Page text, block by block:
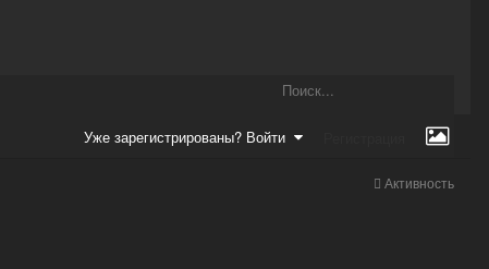
Уже зарегистрированы? Войти
Активность